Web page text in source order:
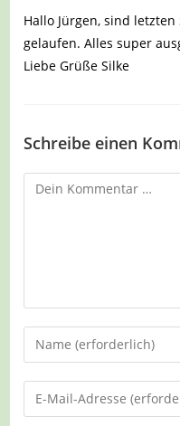
Hallo Jürgen, sind
gelaufen. Alles super
Liebe Grüße Silke
Schreibe einen
Kommentar
Gib
deinen
Namen
oder
Gib
deine